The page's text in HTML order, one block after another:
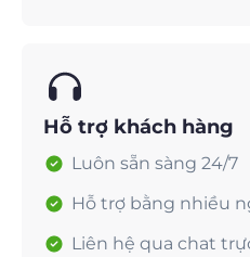
Hỗ trợ khách hàng
Luôn sẵn sàng 24/7
Hỗ trợ bằng nhiều
Liên hệ qua chat